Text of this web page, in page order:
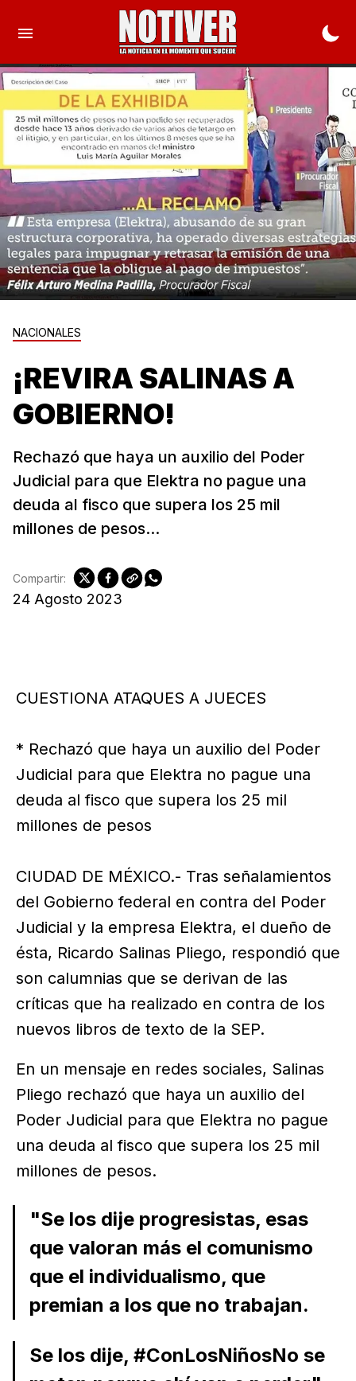
NACIONALES
¡REVIRA SALINAS A
GOBIERNO!
Rechazó que haya un auxilio del Poder
Judicial para que Elektra no pague una
deuda al fisco que supera los 25 mil
millones de pesos...
24 Agosto 2023
Compartir:
CUESTIONA ATAQUES A JUECES
* Rechazó que haya un auxilio del Poder
Judicial para que Elektra no pague una
deuda al fisco que supera los 25 mil
millones de pesos
CIUDAD DE MÉXICO.- Tras señalamientos
del Gobierno federal en contra del Poder
Judicial y la empresa Elektra, el dueño de
ésta, Ricardo Salinas Pliego, respondió que
son calumnias que se derivan de las
críticas que ha realizado en contra de los
nuevos libros de texto de la SEP.
En un mensaje en redes sociales, Salinas
Pliego rechazó que haya un auxilio del
Poder Judicial para que Elektra no pague
una deuda al fisco que supera los 25 mil
millones de pesos.
"Se los dije progresistas, esas
que valoran más el comunismo
que el individualismo, que
premian a los que no trabajan.
Se los dije, #ConLosNiñosNo se